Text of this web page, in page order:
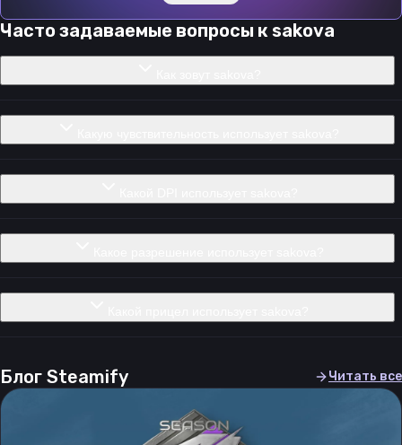
Часто задаваемые вопросы кsakova
Блог Steamify Читать все